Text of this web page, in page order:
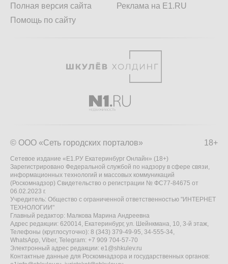
Полная версия сайта
Помощь по сайту
Реклама на E1.RU
18+
© ООО «Сеть городских порталов»
Сетевое издание «Е1.РУ Екатеринбург Онлайн» (18+)
Зарегистрировано Федеральной службой по надзору в сфере связи,
информационных технологий и массовых коммуникаций
(Роскомнадзор) Свидетельство о регистрации № ФС77-84675 от
06.02.2023 г.
Учредитель: Общество с ограниченной ответственностью "ИНТЕРНЕТ
ТЕХНОЛОГИИ"
Главный редактор: Малкова Марина Андреевна
Адрес редакции: 620014, Екатеринбург, ул. Шейнкмана, 10, 3-й этаж,
Телефоны (круглосуточно): 8 (343) 379-49-95, 34-555-34,
WhatsApp, Viber, Telegram: +7 909 704-57-70
Электронный адрес редакции: e1@shkulev.ru
Контактные данные для Роскомнадзора и государственных органов: